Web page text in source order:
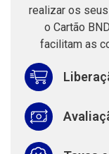
realizar os
o Cartão
facilitam as